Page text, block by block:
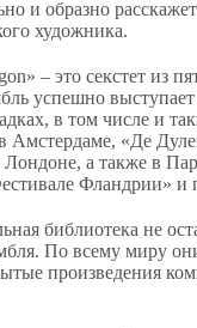
и образно
художника.
– это секстет из
успешно выступает
в том числе и
Амстердаме, «Де
а также в
Фландрии» и
библиотека не
По всему миру
произведения